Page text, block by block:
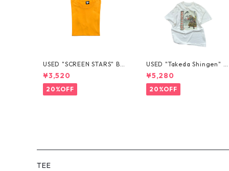
USED "SCREEN STARS" BL
ANK TEE
¥3,520
20%OFF
USED "Takeda Shingen" T
EE
¥5,280
20%OFF
TEE